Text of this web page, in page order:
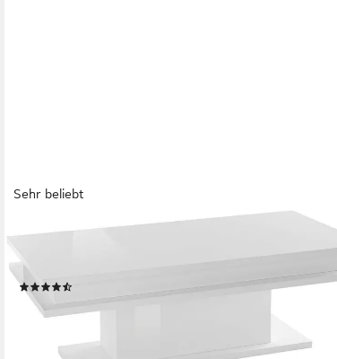
Sehr beliebt
HOME AFFAIRE
Wohnzimmertisch, Breite ca. 100 cm, Breite ca. 100 cm
159,99 €